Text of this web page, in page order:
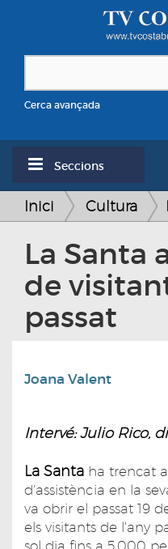
Cerca avançada
Seccions
Inici Cultura
La Santa
de
passat
Joana Valent
Intervé: Julio Rico,
La Santa ha trencat
d'assistència en la
va obrir el passat 19
els visitants de l'any